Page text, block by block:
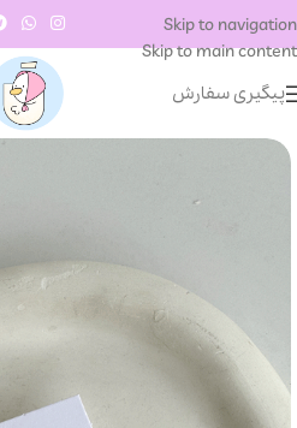
Skip to navigation
Skip to main content
پیگیری سفارش